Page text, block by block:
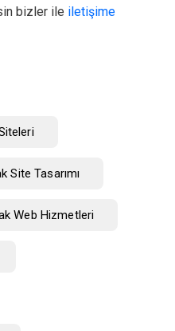
bizler ile iletişime
Site Tasarımı
Web Hizmetleri